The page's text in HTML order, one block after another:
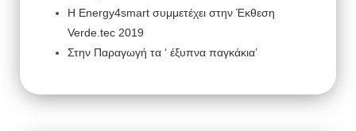
H Energy4smart συμμετέχει στην Έκθεση
Verde.tec 2019
Στην Παραγωγή τα ‘ έξυπνα παγκάκια’